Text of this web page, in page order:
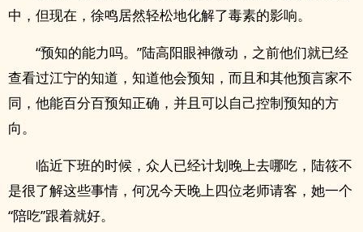
中，但现在，徐鸣居然轻松地化解了毒素的影响。
“预知的能力吗。”陆高阳眼神微动，之前他们就已经
查看过江宁的知道，知道他会预知，而且和其他预言家不
同，他能百分百预知正确，并且可以自己控制预知的方
向。
临近下班的时候，众人已经计划晚上去哪吃，陆筱不
是很了解这些事情，何况今天晚上四位老师请客，她一个
“陪吃”跟着就好。